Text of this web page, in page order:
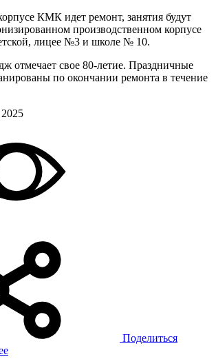
КМК идет ремонт, занятия будут
производственном корпусе
лицее №3 и школе № 10.
отмечает свое 80-летие. Праздничные
по окончании ремонта в течение
Поделиться